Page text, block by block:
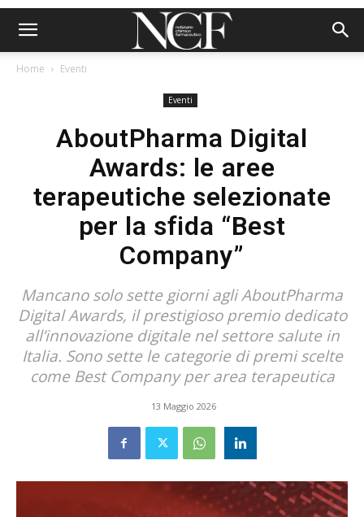
Home Eventi
Eventi
AboutPharma Digital
Awards: le aree
terapeutiche selezionate
per la sfida “Best
Company”
Mancano solo sette giorni agli AboutPharma
Digital Awards, il prestigioso premio dedicato
all’innovazione digitale nel settore salute in
Italia. Sono sette le categorie di premi scelte
come Best Company per area terapeutica
13 Maggio 2026